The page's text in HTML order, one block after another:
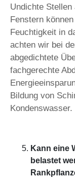
Undichte Stellen
Fenstern
Feuchtigkeit in
achten wir bei
abgedichtete
fachgerechte
Bildung von
Kondenswasser.
Kann eine
belastet